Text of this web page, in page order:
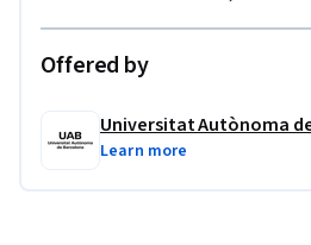
Offered by
Universitat Autònoma
Learn more